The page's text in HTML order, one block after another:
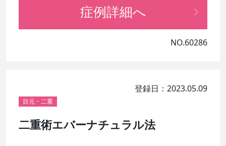
症例詳細へ
NO.60286
登録日：2023.05.09
目元・二重
二重術エバーナチュラル法